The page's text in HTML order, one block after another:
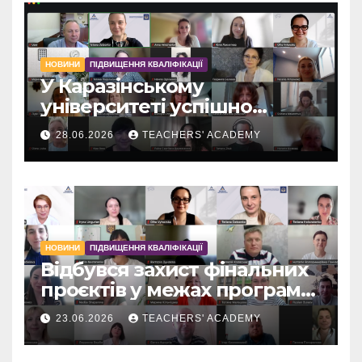
НОВИНИ ПІДВИЩЕННЯ КВАЛІФІКАЦІЇ
У Каразінському
університеті успішно
завершилася сертифікатна
програма «Стійке
викладання»
28.06.2026 TEACHERS' ACADEMY
НОВИНИ ПІДВИЩЕННЯ КВАЛІФІКАЦІЇ
Відбувся захист фінальних
проєктів у межах програми
«Стійкий директор в
Україні – запорука
ефективних освітніх
23.06.2026 TEACHERS' ACADEMY